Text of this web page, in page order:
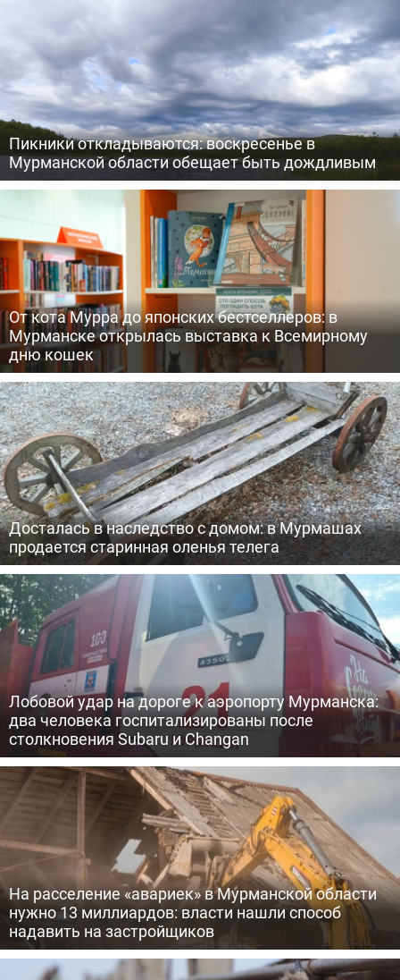
Пикники откладываются: воскресенье в
Мурманской области обещает быть дождливым
От кота Мурра до японских бестселлеров: в
Мурманске открылась выставка к Всемирному
дню кошек
Досталась в наследство с домом: в Мурмашах
продается старинная оленья телега
Лобовой удар на дороге к аэропорту Мурманска:
два человека госпитализированы после
столкновения Subaru и Changan
На расселение «авариек» в Мурманской области
нужно 13 миллиардов: власти нашли способ
надавить на застройщиков